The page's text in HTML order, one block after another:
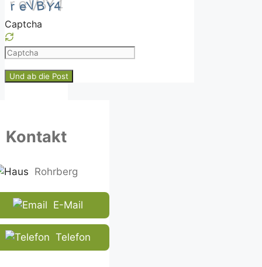
Captcha
Please
the
the
ensure
that
you
are
human.
Kontakt
Rohrberg
E-Mail
Telefon